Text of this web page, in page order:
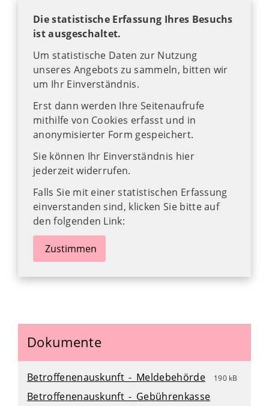
Die statistische Erfassung Ihres Besuchs
ist ausgeschaltet.
Um statistische Daten zur Nutzung
unseres Angebots zu sammeln, bitten wir
um Ihr Einverständnis.
Erst dann werden Ihre Seitenaufrufe
mithilfe von Cookies erfasst und in
anonymisierter Form gespeichert.
Sie können Ihr Einverständnis hier
jederzeit widerrufen.
Falls Sie mit einer statistischen Erfassung
einverstanden sind, klicken Sie bitte auf
den folgenden Link:
Zustimmen
Dokumente
Betroffenenauskunft_-_Meldebehörde 190 kB
Betroffenenauskunft_-_Gebührenkasse